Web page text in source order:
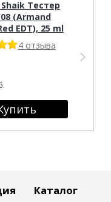
Тестер
(Armand
EDT), 25 ml
4 отзыва
Каталог